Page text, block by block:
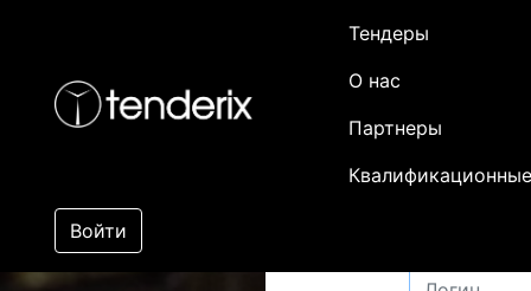
Тендеры
О нас
Партнеры
Войти